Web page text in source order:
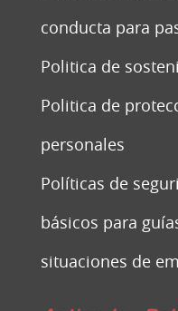
conducta para
Politica de
Politica de
personales
Políticas de
básicos para
situaciones de